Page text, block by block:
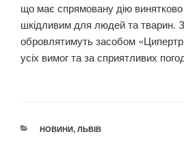
що має спрямовану дію винятково
шкідливим для людей та тварин.
обровлятимуть засобом
усіх вимог та за сприятливих
КАТЕГОРІЇ
НОВИНИ, ЛЬВІВ